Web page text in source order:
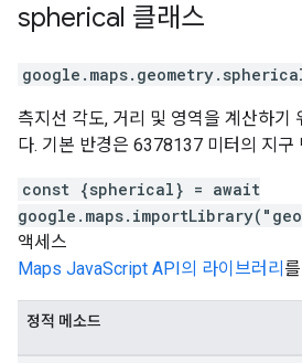
spherical 클래스
google.maps.geometry.
측지선 각도, 거리 및 영역을 계산하기
다. 기본 반경은 6378137 미터의 지구
const {spherical} = await
액세스
Maps JavaScript API의 라이브러리
정적 메소드